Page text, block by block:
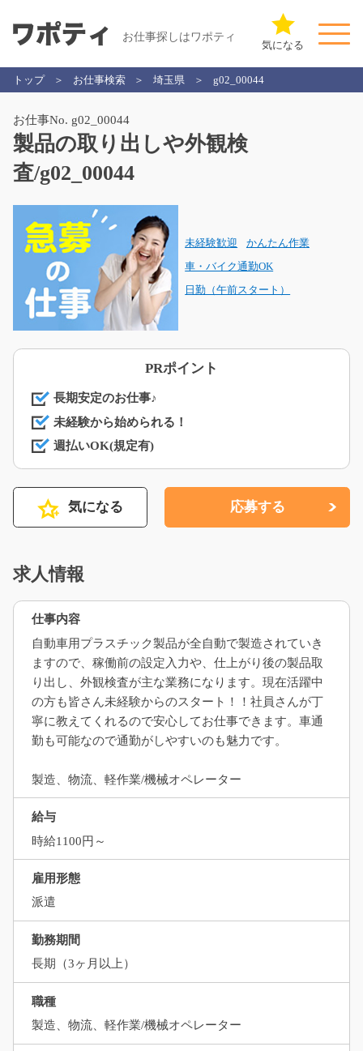
お仕事探しはワポティ
気になる
トップ お仕事検索 埼玉県 g02_00044
お仕事No. g02_00044
製品の取り出しや外観検
査/g02_00044
未経験歓迎 かんたん作業
車・バイク通勤OK
日勤（午前スタート）
PRポイント
長期安定のお仕事♪
未経験から始められる！
週払いOK(規定有)
気になる 応募する
求人情報
仕事内容
自動車用プラスチック製品が全自動で製造されていき
ますので、稼働前の設定入力や、仕上がり後の製品取
り出し、外観検査が主な業務になります。現在活躍中
の方も皆さん未経験からのスタート！！社員さんが丁
寧に教えてくれるので安心してお仕事できます。車通
勤も可能なので通勤がしやすいのも魅力です。
製造、物流、軽作業/機械オペレーター
給与
時給1100円～
雇用形態
派遣
勤務期間
長期（3ヶ月以上）
職種
製造、物流、軽作業/機械オペレーター